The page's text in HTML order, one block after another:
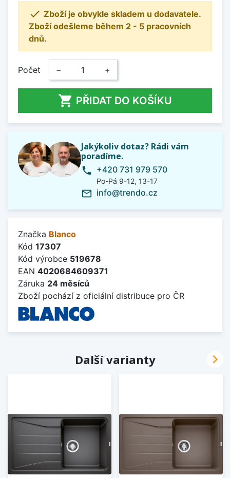
 Zboží je obvykle skladem u dodavatele.
Zboží odešleme během 2 - 5 pracovních
dnů.
Počet − +
 PŘIDAT DO KOŠÍKU
Jakýkoliv dotaz? Rádi vám
poradíme.
phone +420 731 979 570
Po-Pá 9-12, 13-17
mail_outline info@trendo.cz
Značka Blanco
Kód 17307
Kód výrobce 519678
EAN 4020684609371
Záruka 24 měsíců
Zboží pochází z oficiální distribuce pro ČR
Další varianty 